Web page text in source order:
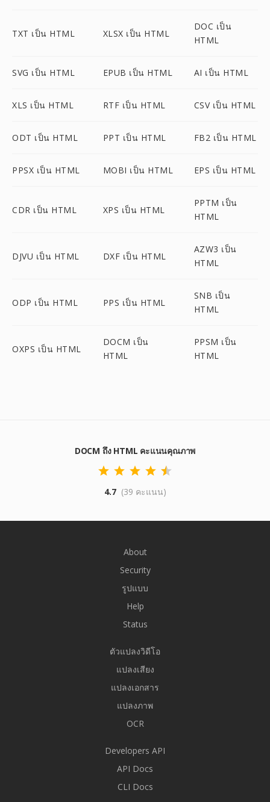
TXT เป็น HTML XLSX เป็น HTML
DOC เป็น
HTML
SVG เป็น HTML EPUB เป็น HTML AI เป็น HTML
XLS เป็น HTML RTF เป็น HTML CSV เป็น HTML
ODT เป็น HTML PPT เป็น HTML FB2 เป็น HTML
PPSX เป็น HTML MOBI เป็น HTML EPS เป็น HTML
CDR เป็น HTML XPS เป็น HTML
PPTM เป็น
HTML
DJVU เป็น HTML DXF เป็น HTML
AZW3 เป็น
HTML
ODP เป็น HTML PPS เป็น HTML
SNB เป็น
HTML
OXPS เป็น HTML
DOCM เป็น
HTML
PPSM เป็น
HTML
DOCM ถึง HTML คะแนนคุณภาพ
4.7 (39 คะแนน)
About
Security
รูปแบบ
Help
Status
ตัวแปลงวิดีโอ
แปลงเสียง
แปลงเอกสาร
แปลงภาพ
OCR
Developers API
API Docs
CLI Docs